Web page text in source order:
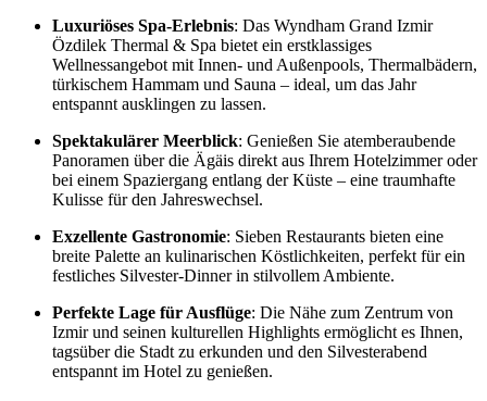
Luxuriöses Spa-Erlebnis: Das Wyndham Grand Izmir
Özdilek Thermal & Spa bietet ein erstklassiges
Wellnessangebot mit Innen- und Außenpools, Thermalbädern,
türkischem Hammam und Sauna – ideal, um das Jahr
entspannt ausklingen zu lassen.
Spektakulärer Meerblick: Genießen Sie atemberaubende
Panoramen über die Ägäis direkt aus Ihrem Hotelzimmer oder
bei einem Spaziergang entlang der Küste – eine traumhafte
Kulisse für den Jahreswechsel.
Exzellente Gastronomie: Sieben Restaurants bieten eine
breite Palette an kulinarischen Köstlichkeiten, perfekt für ein
festliches Silvester-Dinner in stilvollem Ambiente.
Perfekte Lage für Ausflüge: Die Nähe zum Zentrum von
Izmir und seinen kulturellen Highlights ermöglicht es Ihnen,
tagsüber die Stadt zu erkunden und den Silvesterabend
entspannt im Hotel zu genießen.